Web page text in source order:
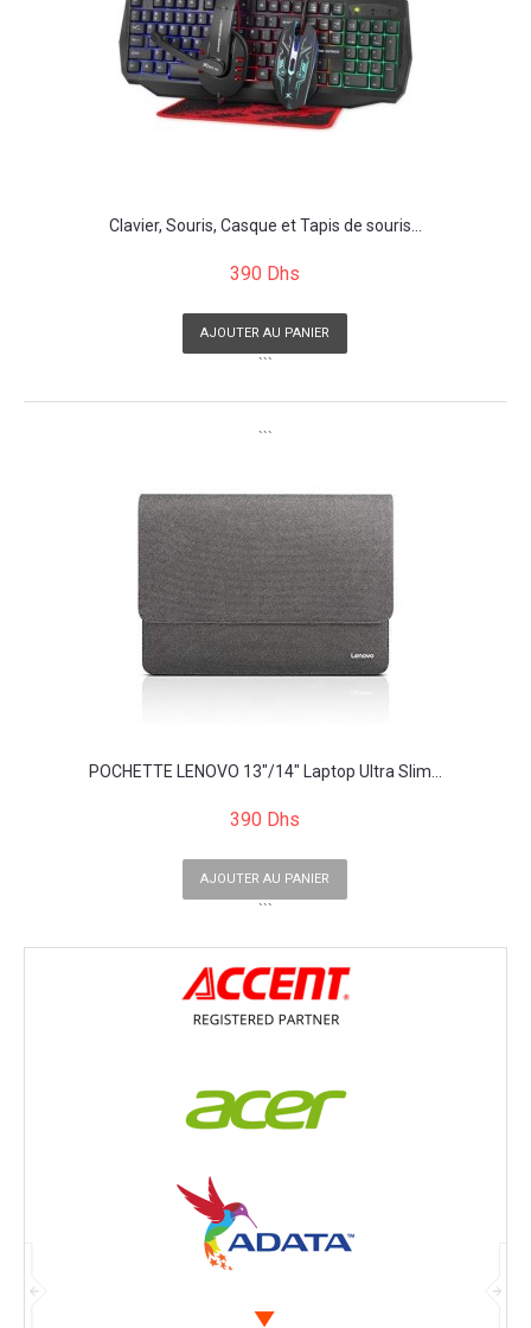
Clavier, Souris, Casque et Tapis de souris...
390 Dhs
AJOUTER AU PANIER
```
```
POCHETTE LENOVO 13"/14" Laptop Ultra Slim...
390 Dhs
AJOUTER AU PANIER
```